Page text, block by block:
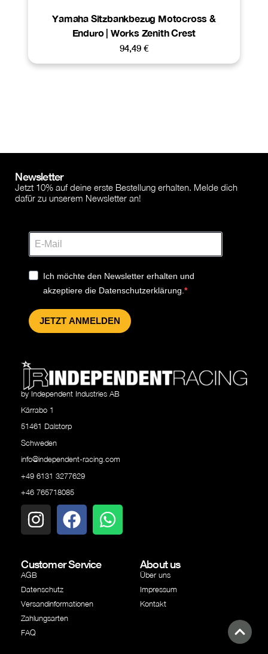
Yamaha Sitzbankbezug Motocross &
Enduro | Works Zenith Crest
94,49 €
by Independent Industries AB
Kärrabo 1
51461 Dalstorp
Schweden
info@independent-racing.com
+49 6131 3277629
+46 765718085
Customer Service
AGB
Datenschutz
Versandinformationen
Zahlungsarten
FAQ
About us
Über uns
Impressum
Kontakt
Newsletter
Jetzt 10% auf deine erste Bestellung erhalten. Melde dich
dafür zu unserem Newsletter an!
Ich möchte den Newsletter erhalten und
akzeptiere die Datenschutzerklärung.
JETZT ANMELDEN